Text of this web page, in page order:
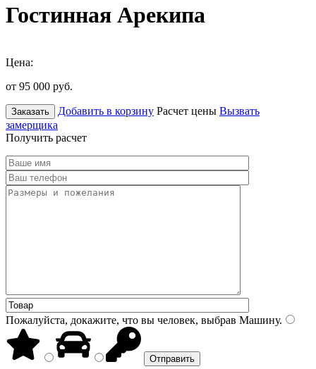
Гостинная Арекипа
Цена:
от 95 000 руб.
Заказать Добавить в корзину Расчет цены Вызвать
замерщика
Получить расчет
Пожалуйста, докажите, что вы человек, выбрав Машину.